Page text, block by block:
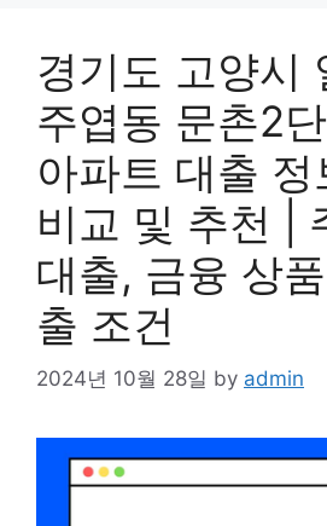
경기도 고양시
주엽동 문촌2
아파트 대출 정
비교 및 추천 |
대출, 금융 상
출 조건
2024년 10월 28일 by admin